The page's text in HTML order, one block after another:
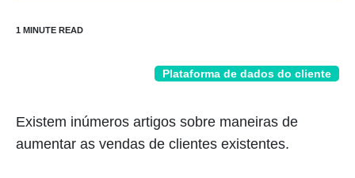
Plataforma de dados do cliente
Existem inúmeros artigos sobre maneiras de
aumentar as vendas de clientes existentes.